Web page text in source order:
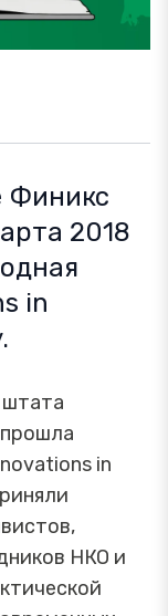
Финикс
2018
in
in
НКО и